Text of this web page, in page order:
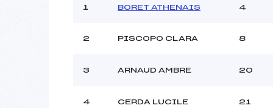
MANCHE 1
Heure de départ :
Ouvreurs A :
1 BORET ATHENAIS 4
2 PISCOPO CLARA 8
3 ARNAUD AMBRE 20
4 CERDA LUCILE 21